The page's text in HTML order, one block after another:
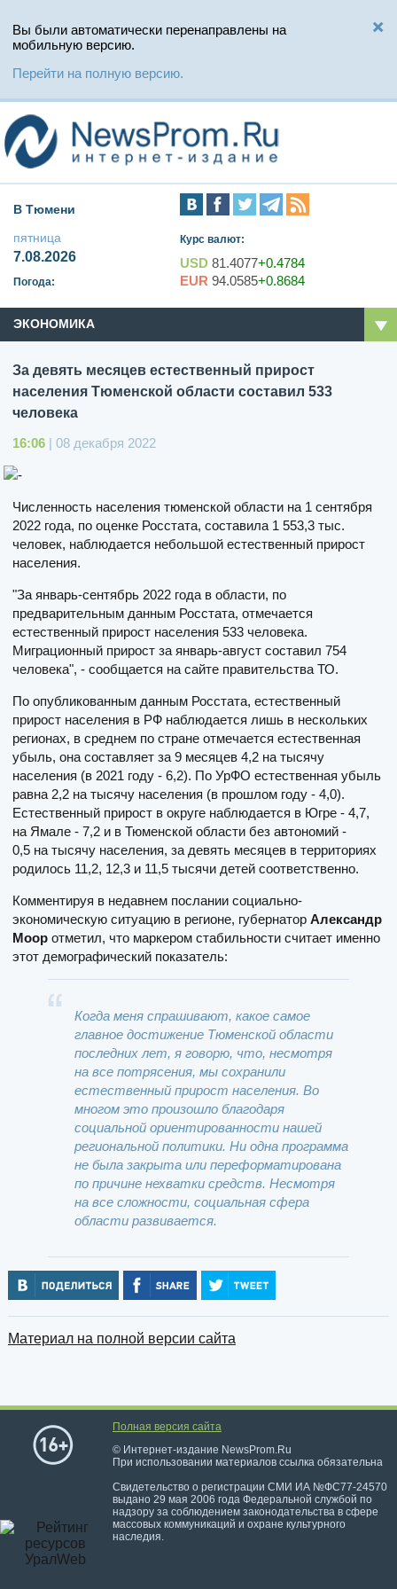
Вы были автоматически перенаправлены на
мобильную версию.
Перейти на полную версию.
В Тюмени
пятница
7.08.2026
Погода:
Курс валют:
USD 81.4077+0.4784
EUR 94.0585+0.8684
ЭКОНОМИКА
За девять месяцев естественный прирост
населения Тюменской области составил 533
человека
16:06 | 08 декабря 2022
Численность населения тюменской области на 1 сентября
2022 года, по оценке Росстата, составила 1 553,3 тыс.
человек, наблюдается небольшой естественный прирост
населения.
"За январь-сентябрь 2022 года в области, по
предварительным данным Росстата, отмечается
естественный прирост населения 533 человека.
Миграционный прирост за январь-август составил 754
человека", - сообщается на сайте правительства ТО.
По опубликованным данным Росстата, естественный
прирост населения в РФ наблюдается лишь в нескольких
регионах, в среднем по стране отмечается естественная
убыль, она составляет за 9 месяцев 4,2 на тысячу
населения (в 2021 году - 6,2). По УрФО естественная убыль
равна 2,2 на тысячу населения (в прошлом году - 4,0).
Естественный прирост в округе наблюдается в Югре - 4,7,
на Ямале - 7,2 и в Тюменской области без автономий -
0,5 на тысячу населения, за девять месяцев в территориях
родилось 11,2, 12,3 и 11,5 тысячи детей соответственно.
Комментируя в недавнем послании социально-
экономическую ситуацию в регионе, губернатор Александр
Моор отметил, что маркером стабильности считает именно
этот демографический показатель:
Когда меня спрашивают, какое самое
главное достижение Тюменской области
последних лет, я говорю, что, несмотря
на все потрясения, мы сохранили
естественный прирост населения. Во
многом это произошло благодаря
социальной ориентированности нашей
региональной политики. Ни одна программа
не была закрыта или переформатирована
по причине нехватки средств. Несмотря
на все сложности, социальная сфера
области развивается.
Материал на полной версии сайта
Полная версия сайта
© Интернет-издание NewsProm.Ru
При использовании материалов ссылка обязательна
Свидетельство о регистрации СМИ ИА №ФС77-24570
выдано 29 мая 2006 года Федеральной службой по
надзору за соблюдением законодательства в сфере
массовых коммуникаций и охране культурного
наследия.